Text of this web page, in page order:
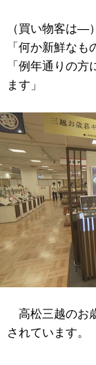
（買い物客は―）
「何か新鮮なも
「例年通りの
ます」
高松三越のお
されています。